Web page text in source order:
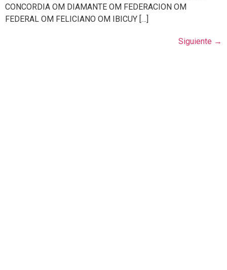
CONCORDIA OM DIAMANTE OM FEDERACION OM
FEDERAL OM FELICIANO OM IBICUY […]
Siguiente →